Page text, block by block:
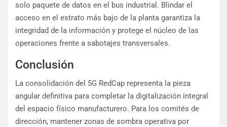
solo paquete de datos en el bus industrial. Blindar el
acceso en el estrato más bajo de la planta garantiza la
integridad de la información y protege el núcleo de las
operaciones frente a sabotajes transversales.
Conclusión
La consolidación del 5G RedCap representa la pieza
angular definitiva para completar la digitalización integral
del espacio físico manufacturero. Para los comités de
dirección, mantener zonas de sombra operativa por